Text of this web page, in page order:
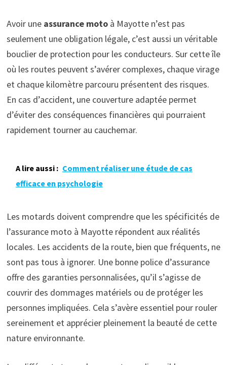
Avoir une assurance motoà Mayotte n’est pas
seulement une obligation légale, c’est aussi un véritable
bouclier de protection pour les conducteurs. Sur cette île
où les routes peuvent s’avérer complexes, chaque virage
et chaque kilomètre parcouru présentent des risques.
En cas d’accident, une couverture adaptée permet
d’éviter des conséquences financières qui pourraient
rapidement tourner au cauchemar.
A lire aussi : Comment réaliser une étude de cas
efficace en psychologie
Les motards doivent comprendre que les spécificités de
l’assurance moto à Mayotte répondent aux réalités
locales. Les accidents de la route, bien que fréquents, ne
sont pas tous à ignorer. Une bonne police d’assurance
offre des garanties personnalisées, qu’il s’agisse de
couvrir des dommages matériels ou de protéger les
personnes impliquées. Cela s’avère essentiel pour rouler
sereinement et apprécier pleinement la beauté de cette
nature environnante.